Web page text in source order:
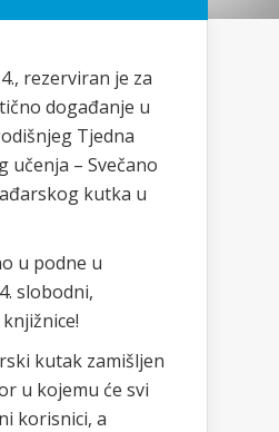
rezerviran je za
događanje u
Tjedna
učenja – Svečano
kutka u
u podne u
slobodni,
kutak zamišljen
u kojemu će svi
korisnici, a